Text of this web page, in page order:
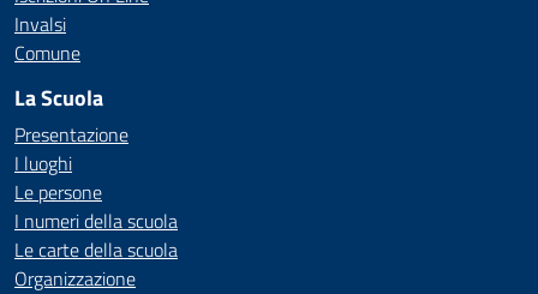
Invalsi
Comune
La Scuola
Presentazione
I luoghi
Le persone
I numeri della scuola
Le carte della scuola
Organizzazione